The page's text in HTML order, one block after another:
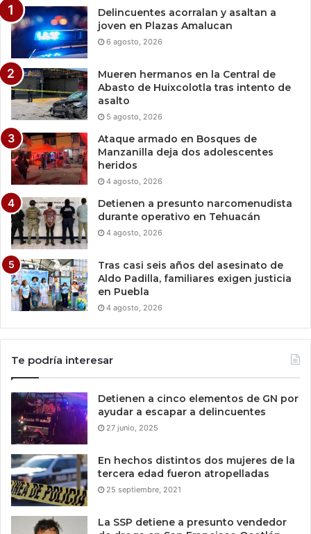
Delincuentes acorralan y asaltan a
joven en Plazas Amalucan
6 agosto, 2026
Mueren hermanos en la Central de
Abasto de Huixcolotla tras intento de
asalto
5 agosto, 2026
Ataque armado en Bosques de
Manzanilla deja dos adolescentes
heridos
4 agosto, 2026
Detienen a presunto narcomenudista
durante operativo en Tehuacán
4 agosto, 2026
Tras casi seis años del asesinato de
Aldo Padilla, familiares exigen justicia
en Puebla
4 agosto, 2026
Te podría interesar
Detienen a cinco elementos de GN por
ayudar a escapar a delincuentes
27 junio, 2025
En hechos distintos dos mujeres de la
tercera edad fueron atropelladas
25 septiembre, 2021
La SSP detiene a presunto vendedor